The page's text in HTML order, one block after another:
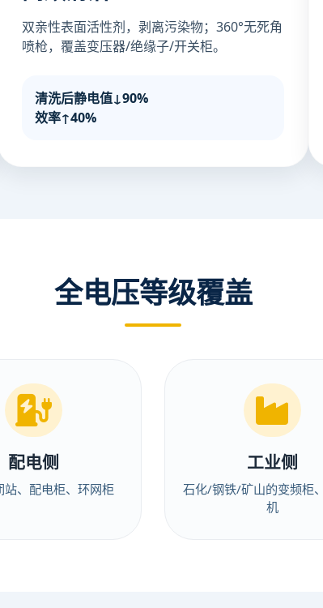
双亲性表面活性剂，剥离污染物；360°无死角
喷枪，覆盖变压器/绝缘子/开关柜。
清洗后静电值↓90%
效率↑40%
全电压等级覆盖
配电侧
站、配电柜、环网柜
工业侧
石化/钢铁/矿山的变频柜
机